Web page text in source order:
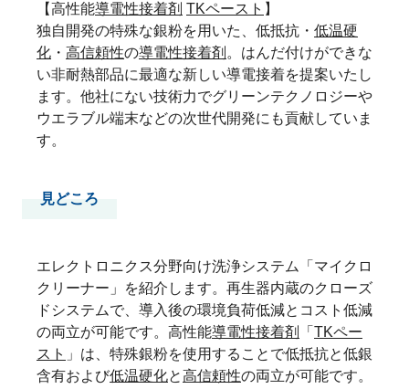
【高性能導電性接着剤 TKペースト 】
独自開発の特殊な銀粉を用いた、低抵抗・ 低温硬
化 ・ 高信頼性の導電性接着剤 。はんだ付けができな
い非耐熱部品に最適な新しい導電接着を提案いたし
ます。他社にない技術力でグリーンテクノロジーや
ウエラブル端末などの次世代開発にも貢献していま
す。
見どころ
エレクトロニクス分野向け洗浄システム「マイクロ
クリーナー」を紹介します。再生器内蔵のクローズ
ドシステムで、導入後の環境負荷低減とコスト低減
の両立が可能です。高性能導電性接着剤 「 TKペー
スト 」は、特殊銀粉を使用することで低抵抗と低銀
含有および低温硬化と高信頼性の両立が可能です。